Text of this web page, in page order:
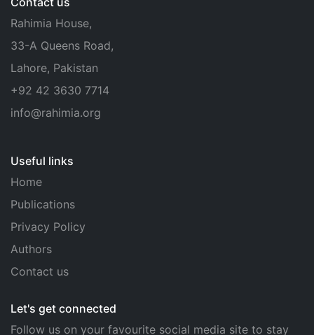
Rahimia House,
33-A Queens Road,
Lahore, Pakistan
+92 42 3630 7714
info@rahimia.org
Useful links
Home
Publications
Privacy Policy
Authors
Contact us
Let's get connected
Follow us on your favourite social media site to stay